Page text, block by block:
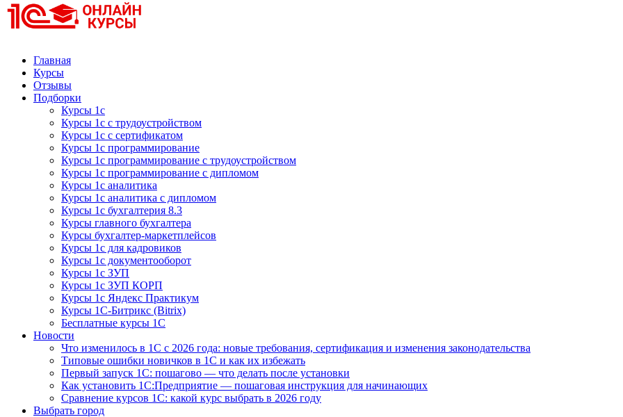
Курсы 1С
Курсы 1С официальная сертификация
Главная
Курсы
Отзывы
Подборки
Курсы 1с
Курсы 1с с трудоустройством
Курсы 1с с сертификатом
Курсы 1с программирование
Курсы 1с программирование с трудоустройством
Курсы 1с программирование с дипломом
Курсы 1с аналитика
Курсы 1с аналитика с дипломом
Курсы 1с бухгалтерия 8.3
Курсы главного бухгалтера
Курсы бухгалтер-маркетплейсов
Курсы 1с для кадровиков
Курсы 1с документооборот
Курсы 1с ЗУП
Курсы 1с ЗУП КОРП
Курсы 1с Яндекс Практикум
Курсы 1С-Битрикс (Bitrix)
Бесплатные курсы 1С
Новости
Что изменилось в 1С с 2026 года: новые требования, сертификация и изменения законодательства
Типовые ошибки новичков в 1С и как их избежать
Первый запуск 1С: пошагово — что делать после установки
Как установить 1С:Предприятие — пошаговая инструкция для начинающих
Сравнение курсов 1С: какой курс выбрать в 2026 году
Выбрать город